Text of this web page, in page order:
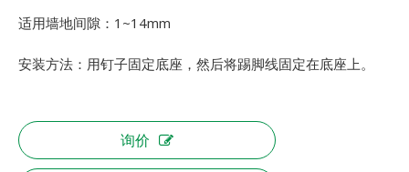
适用墙地间隙：1~14mm
安装方法：用钉子固定底座，然后将踢脚线固定在底座上。
询价